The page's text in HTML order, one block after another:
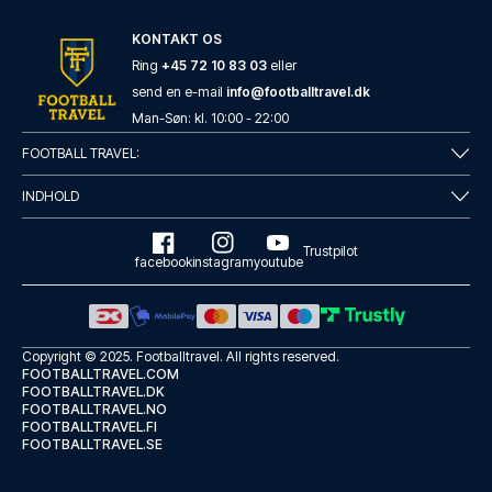
ibis London City - Shoreditch
Fra ibis London City - Shoredi...
LÆS MERE OM HOTELLET
KONTAKT OS
Ring +45 72 10 83 03 eller
send en e-mail info@footballtravel.dk
Man-Søn: kl. 10:00 - 22:00
FOOTBALL TRAVEL:
INDHOLD
facebookinstagramyoutube
Trustpilot
Copyright © 2025. Footballtravel. All rights reserved.
FOOTBALLTRAVEL.COM
FOOTBALLTRAVEL.DK
FOOTBALLTRAVEL.NO
FOOTBALLTRAVEL.FI
FOOTBALLTRAVEL.SE